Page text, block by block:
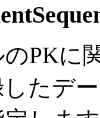
PKに
たデ